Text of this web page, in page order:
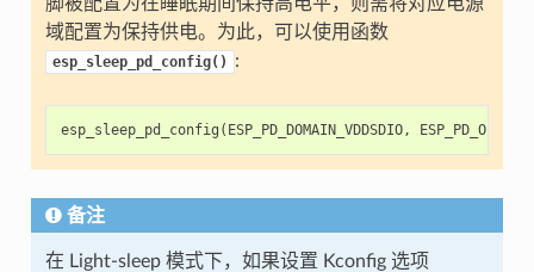
域配置为保持供电。为此，可以使用函数
esp_sleep_pd_config() :
esp_sleep_pd_config ( ESP_PD_DOMAIN_VDDSDIO,
备注
在 Light-sleep 模式下，如果设置 Kconfig 选项